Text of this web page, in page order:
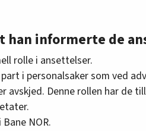
han informerte de
rolle i ansettelser.
i personalsaker som ved
avskjed. Denne rollen har de
NOR.